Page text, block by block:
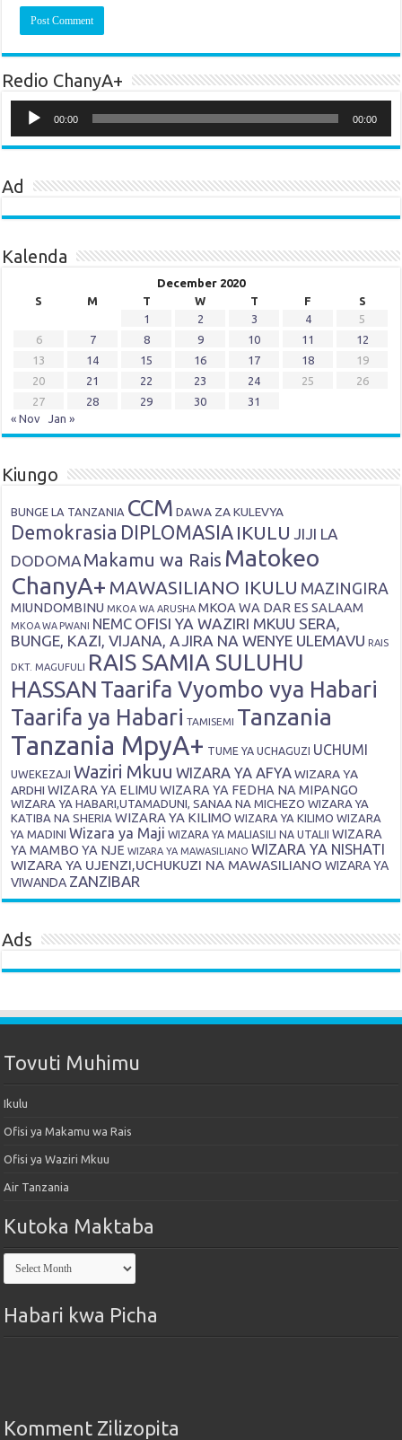
Redio ChanyA+
Player
00:00 00:00
Ad
Kalenda
December 2020
S
M T W T F
S
1
2 3 4
5
6
7 8 9 10 11
12
13
14 15 16 17 18
19
20
21 22 23 24 25
26
27
28 29 30
31
« Nov
Jan »
Kiungo
BUNGE LA TANZANIA CCM DAWA ZA KULEVYA
Demokrasia DIPLOMASIA IKULU JIJI LA
DODOMA Makamu wa Rais Matokeo
ChanyA+ MAWASILIANO IKULU MAZINGIRA
MIUNDOMBINU MKOA WA ARUSHA MKOA WA DAR ES SALAAM
MKOA WA PWANI NEMC OFISI YA WAZIRI MKUU SERA,
BUNGE, KAZI, VIJANA, AJIRA NA WENYE ULEMAVU RAIS
DKT. MAGUFULI RAIS SAMIA SULUHU
HASSAN Taarifa Vyombo vya Habari
Taarifa ya Habari TAMISEMI Tanzania
Tanzania MpyA+ TUME YA UCHAGUZI UCHUMI
UWEKEZAJI Waziri Mkuu WIZARA YA AFYA WIZARA YA
ARDHI WIZARA YA ELIMU WIZARA YA FEDHA NA MIPANGO
WIZARA YA HABARI,UTAMADUNI, SANAA NA MICHEZO WIZARA YA
KATIBA NA SHERIA WIZARA YA KILIMO WIZARA YA KILIMO WIZARA
YA MADINI Wizara ya Maji WIZARA YA MALIASILI NA UTALII WIZARA
YA MAMBO YA NJE WIZARA YA MAWASILIANO WIZARA YA NISHATI
WIZARA YA UJENZI,UCHUKUZI NA MAWASILIANO WIZARA YA
VIWANDA ZANZIBAR
Ads
Tovuti Muhimu
Ikulu
Ofisi ya Makamu wa Rais
Ofisi ya Waziri Mkuu
Air Tanzania
Kutoka Maktaba
Kutoka
Maktaba
Habari kwa Picha
Komment Zilizopita